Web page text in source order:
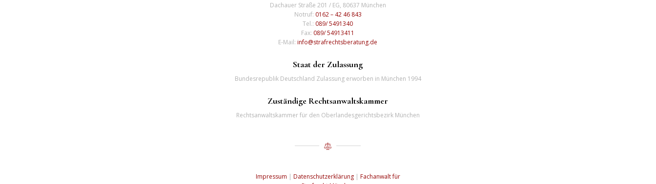
Dachauer Straße 201 / EG, 80637 München
Notruf: 0162 – 42 46 843
Tel.: 089/ 5491340
Fax: 089/ 54913411
E-Mail:info@strafrechtsberatung.de
Staat der Zulassung
Bundesrepublik Deutschland Zulassung erworben in München 1994
Zuständige Rechtsanwaltskammer
Rechtsanwaltskammer für den Oberlandesgerichtsbezirk München
Impressum | Datenschutzerklärung| Fachanwalt für